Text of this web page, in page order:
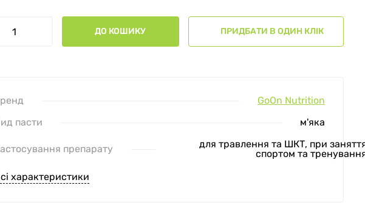
ДО КОШИКУ ПРИДБАТИ В ОДИН КЛІК
GoOn Nutrition
пасти
м'яка
препарату
для травлення та ШКТ, при
спортом та
характеристики